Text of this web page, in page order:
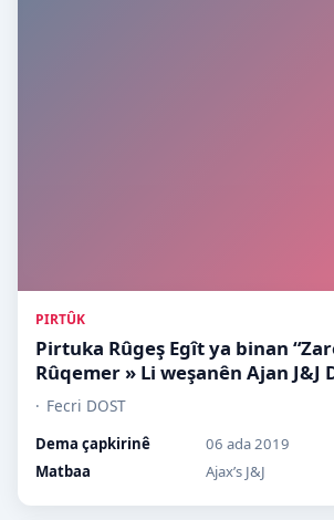
PIRTÛK
Pirtuka Rûgeş Egît ya binan
Rûqemer » Li weşanên Ajan J&J
Fecri DOST
Dema çapkirinê
06 ada 2019
Matbaa
Ajax’s J&J